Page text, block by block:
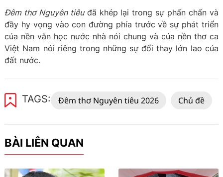
Đêm thơ Nguyên tiêuđã khép lại trong sự phấn chấn và
đầy hy vọng vào con đường phía trước về sự phát triển
của nền văn học nước nhà nói chung và của nền thơ ca
Việt Nam nói riêng trong những sự đổi thay lớn lao của
đất nước.
TAGS: Đêm thơ Nguyên tiêu 2026 Chủ đề
BÀI LIÊN QUAN